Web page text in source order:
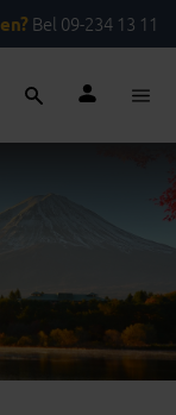
Bel 09-234 13 11